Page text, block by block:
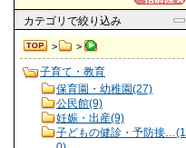
カテゴリ で絞り込み
> >
子育て・教育
保育園・幼稚園(27)
公民館(9)
妊娠・出産(9)
子どもの健診・予防接…(1